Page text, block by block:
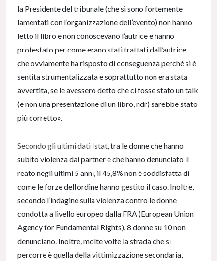
la Presidente del tribunale (che si sono fortemente
lamentati con l’organizzazione dell’evento) non hanno
letto il libro e non conoscevano l’autrice e hanno
protestato per come erano stati trattati dall’autrice,
che ovviamente ha risposto di conseguenza perché si è
sentita strumentalizzata e soprattutto non era stata
avvertita, se le avessero detto che ci fosse stato un talk
(e non una presentazione di un libro, ndr) sarebbe stato
più corretto».
Secondo gli ultimi dati Istat , tra le donne che hanno
subìto violenza dai partner e che hanno denunciato il
reato negli ultimi 5 anni, il 45,8% non è soddisfatta di
come le forze dell’ordine hanno gestito il caso. Inoltre,
secondo l’indagine sulla violenza contro le donne
condotta a livello europeo dalla FRA (European Union
Agency for Fundamental Rights), 8 donne su 10 non
denunciano. Inoltre, molte volte la strada che si
percorre è quella della vittimizzazione secondaria,